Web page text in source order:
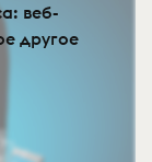
веб-
другое